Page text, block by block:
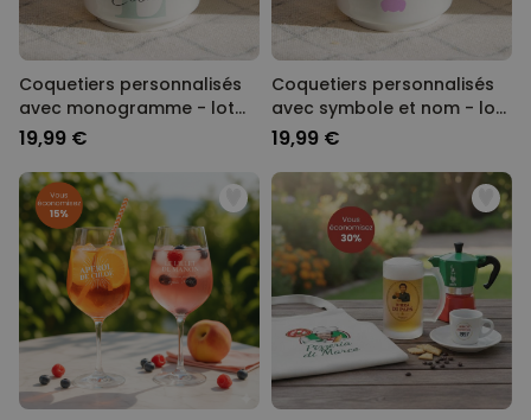
Coquetiers personnalisés
avec monogramme - lot
de 2
19,99 €
Coquetiers personnalisés
avec symbole et nom - lot
de 2
19,99 €